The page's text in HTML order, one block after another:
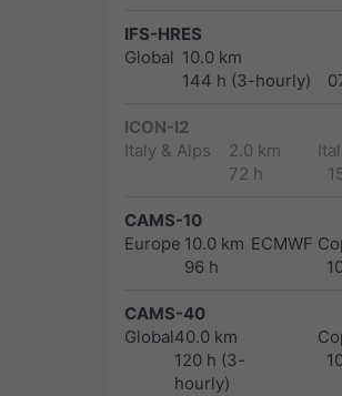
IFS-HRES
Global 10.0 km
144 h (3-hourly)
ICON-I2
Italy & Alps
2.0 km
72 h
CAMS-10
Europe 10.0 km
96 h
ECMWF
CAMS-40
Global40.0 km
120 h (3-
hourly)